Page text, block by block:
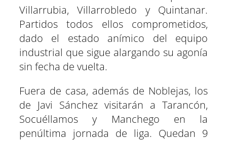
Villarrubia, Villarrobledo y Quintanar.
Partidos todos ellos comprometidos,
dado el estado anímico del equipo
industrial que sigue alargando su agonía
sin fecha de vuelta.
Fuera de casa, además de Noblejas, los
de Javi Sánchez visitarán a Tarancón,
Socuéllamos y Manchego en la
penúltima jornada de liga. Quedan 9